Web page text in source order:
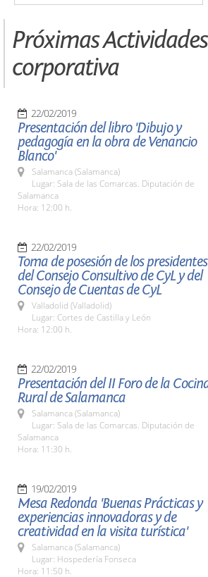
Próximas
corporativa
22/02/2019
Presentación del libro 'Dibujo y
pedagogía en la obra de Venancio
Blanco'
Salamanca (Salamanca)
Lugar: Sala de las Comarcas. Diputación de
Salamanca
Hora: 12:00 h.
22/02/2019
Toma de posesión de los presidentes
del Consejo Consultivo de CyL y del
Consejo de Cuentas de CyL
Valladolid (Valladolid)
Lugar: Cortes de Castilla y León
Hora: 12:00 h.
22/02/2019
Presentación del II Foro de la
Rural de Salamanca
Salamanca (Salamanca)
Lugar: Sala de las Comarcas. Diputación de
Salamanca
Hora: 11:30 h.
19/02/2019
Mesa Redonda 'Buenas Prácticas y
experiencias innovadoras y de
creatividad en la visita turística'
Salamanca (Salamanca)
Lugar: Hospedería Fonseca
Hora: 11:50 h.